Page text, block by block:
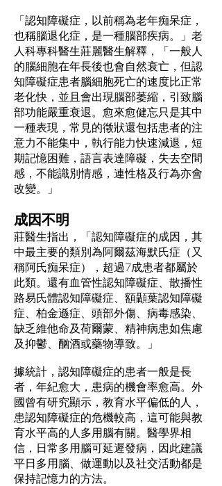
「認知障礙症，以前稱為老年痴呆症，
也稱腦退化症，是一種腦部疾病。」老
人科專科醫生莊麗醫生解釋，「一般人
的腦細胞在年長後也會自然衰亡，但認
知障礙症患者腦細胞死亡的速度比正常
老化快，並且會出現腦部萎縮，引致腦
部功能嚴重衰退。愈來愈健忘只是其中
一種表現，常見的徵狀還包括患者的注
意力不能集中，執行能力快速減退，短
期記憶困難，語言表達障礙，失去空間
感，不能識別情感，連性格及行為亦會
改變。」
成因不明
莊醫生指出，「認知障礙症的成因，其
中最主要的類別為阿爾茲海默氏症（又
稱阿氏痴呆症），超過7成患者都屬於
此類。還有血管性認知障礙症、散播性
路易氏體認知障礙症、額顳葉認知障礙
症、柏金遜症、頭部外傷、病毒感染、
缺乏維他命及荷爾蒙、精神病患如焦慮
及抑鬱、酗酒或藥物導致。」
據統計，認知障礙症的患者一般是長
者，年紀愈大，患病的機會率愈高。外
國曾有研究顯示，教育水平偏低的人，
患認知障礙症的危機較高，這可能與教
育水平高的人多用腦有關。醫學界相
信，日常多用腦可延遲發病，因此建議
平日多用腦、做運動以及社交活動都是
保持記憶力的方法。